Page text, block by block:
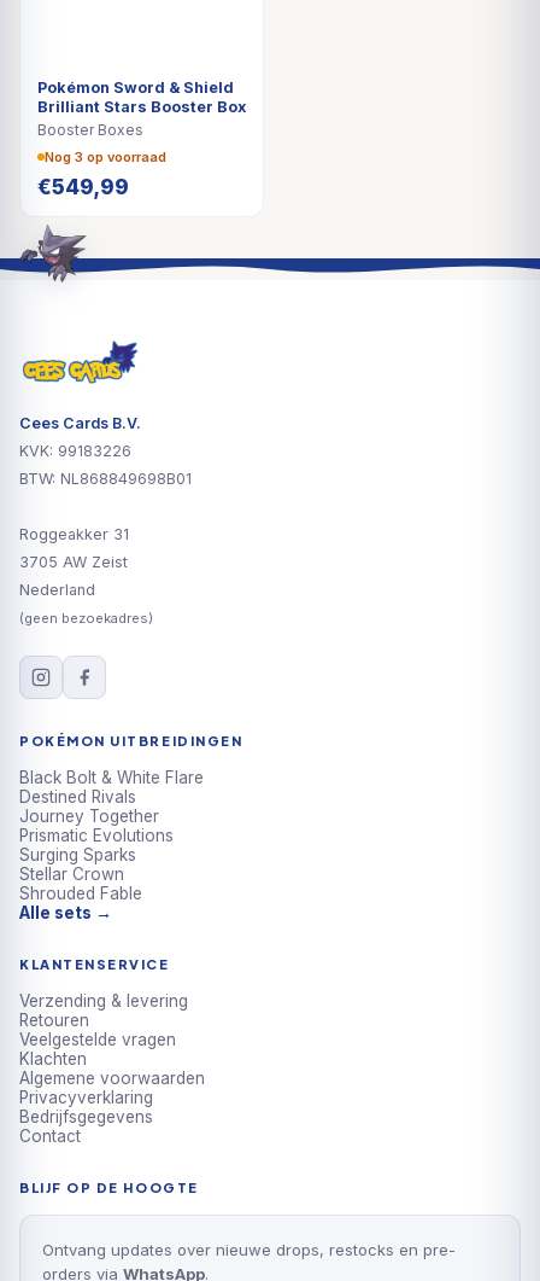
Pokémon Sword & Shield
Brilliant Stars Booster Box
Booster Boxes
Nog 3 op voorraad
€549,99
Cees Cards B.V.
KVK: 99183226
BTW: NL868849698B01
Roggeakker 31
3705 AW Zeist
Nederland
(geen bezoekadres)
POKÉMON UITBREIDINGEN
Black Bolt & White Flare
Destined Rivals
Journey Together
Prismatic Evolutions
Surging Sparks
Stellar Crown
Shrouded Fable
Alle sets →
KLANTENSERVICE
Verzending & levering
Retouren
Veelgestelde vragen
Klachten
Algemene voorwaarden
Privacyverklaring
Bedrijfsgegevens
Contact
BLIJF OP DE HOOGTE
Ontvang updates over nieuwe drops, restocks en pre-
orders via WhatsApp.